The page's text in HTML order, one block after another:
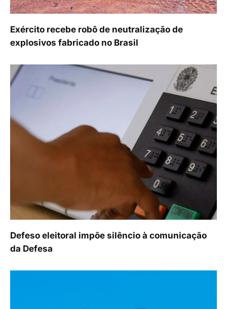
Exército recebe robô de neutralização de
explosivos fabricado no Brasil
Defeso eleitoral impõe silêncio à comunicação
da Defesa